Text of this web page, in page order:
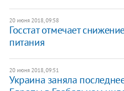
20 июня 2018, 09:58
Госстат отмечает
питания
20 июня 2018, 09:51
Украина заняла